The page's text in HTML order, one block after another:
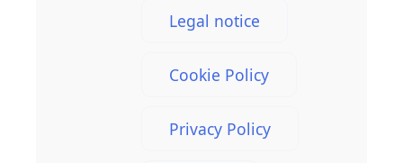
Legal notice
Cookie Policy
Privacy Policy